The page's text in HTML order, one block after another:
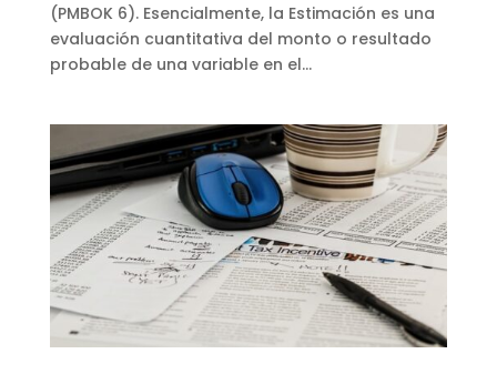
(PMBOK 6). Esencialmente, la Estimación es una
evaluación cuantitativa del monto o resultado
probable de una variable en el...